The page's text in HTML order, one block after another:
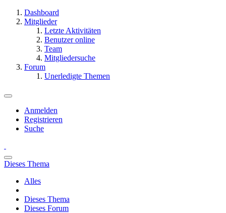
Dashboard
Mitglieder
Letzte Aktivitäten
Benutzer online
Team
Mitgliedersuche
Forum
Unerledigte Themen
Anmelden
Registrieren
Suche
Dieses Thema
Alles
Dieses Thema
Dieses Forum